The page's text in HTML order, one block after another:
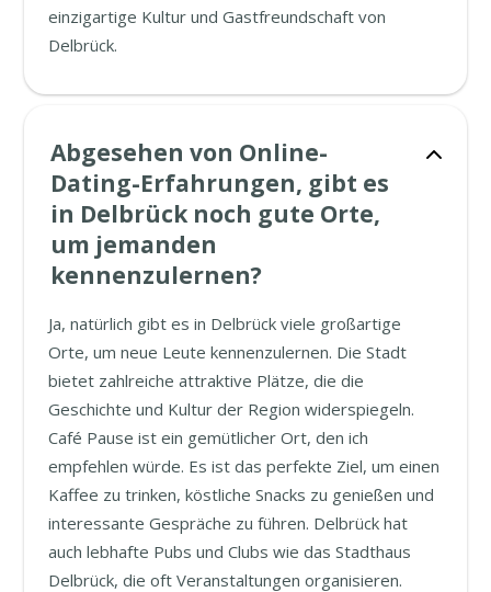
einzigartige Kultur und Gastfreundschaft von
Delbrück.
Abgesehen von Online-
Dating-Erfahrungen, gibt es
in Delbrück noch gute Orte,
um jemanden
kennenzulernen?
Ja, natürlich gibt es in Delbrück viele großartige
Orte, um neue Leute kennenzulernen. Die Stadt
bietet zahlreiche attraktive Plätze, die die
Geschichte und Kultur der Region widerspiegeln.
Café Pause ist ein gemütlicher Ort, den ich
empfehlen würde. Es ist das perfekte Ziel, um einen
Kaffee zu trinken, köstliche Snacks zu genießen und
interessante Gespräche zu führen. Delbrück hat
auch lebhafte Pubs und Clubs wie das Stadthaus
Delbrück, die oft Veranstaltungen organisieren.